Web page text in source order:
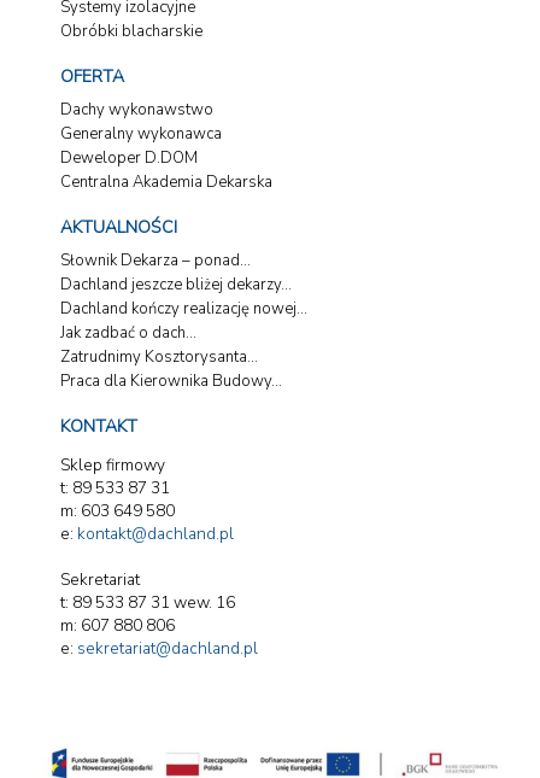
Systemy izolacyjne
Obróbki blacharskie
OFERTA
Dachy wykonawstwo
Generalny wykonawca
Deweloper D.DOM
Centralna Akademia Dekarska
AKTUALNOŚCI
Słownik Dekarza – ponad...
Dachland jeszcze bliżej dekarzy...
Dachland kończy realizację nowej...
Jak zadbać o dach...
Zatrudnimy Kosztorysanta...
Praca dla Kierownika Budowy...
KONTAKT
Sklep firmowy
t: 89 533 87 31
m: 603 649 580
e: kontakt@dachland.pl
Sekretariat
t: 89 533 87 31 wew. 16
m: 607 880 806
e: sekretariat@dachland.pl